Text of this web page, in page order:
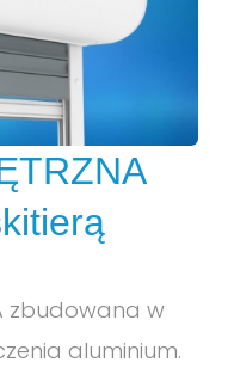
zbudowana w
aluminium.